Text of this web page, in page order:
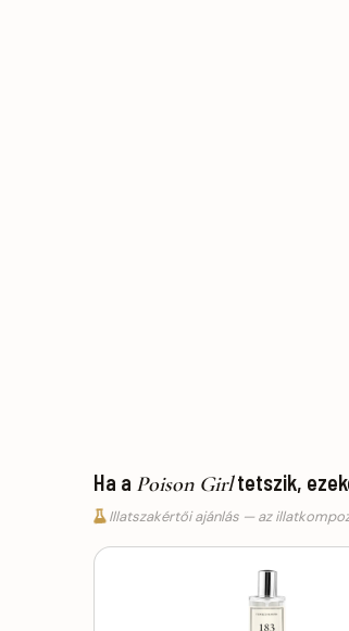
Ha a Poison Girltetszik,
Illatszakértői ajánlás — az